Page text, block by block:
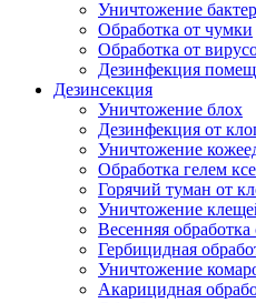
Уничтожение
Обработка от чумки
Обработка от
Дезинфекция
Дезинсекция
Уничтожение блох
Дезинфекция от
Уничтожение
Обработка гелем
Горячий туман от
Уничтожение
Весенняя обработка
Гербицидная
Уничтожение
Акарицидная